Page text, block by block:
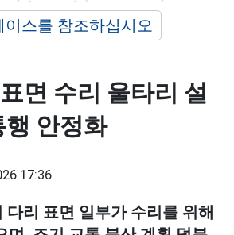
스를 참조하십시오
면 수리 울타리 설
행 안정화
17:36
다리 표면 일부가 수리를 위해